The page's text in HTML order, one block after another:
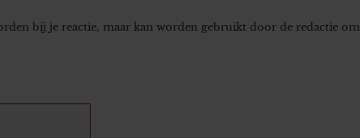
bij je reactie, maar kan worden gebruikt door de redactie om